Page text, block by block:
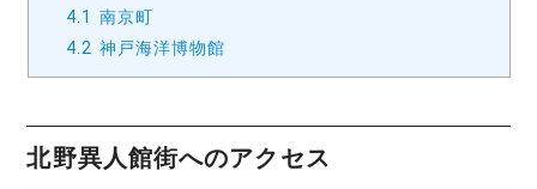
4.1 南京町
4.2 神戸海洋博物館
北野異人館街へのアクセス